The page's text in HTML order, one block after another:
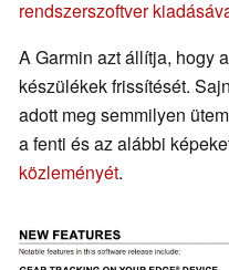
rendszerszoftver
A Garmin azt állítja, hogy
készülékek frissítését.
adott meg semmilyen
a fenti és az alábbi
közleményét.